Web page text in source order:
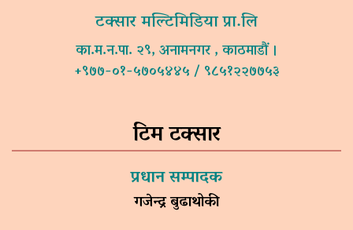
टक्सार मल्टिमिडिया प्रा.लि
का.म.न.पा. २९, अनामनगर , काठमाडौं ।
+९७७-०१-५७०५४४५ / ९८५१२२७७५३
टिम टक्सार
प्रधान सम्पादक
गजेन्द्र बुढाथोकी